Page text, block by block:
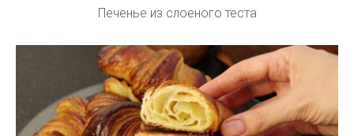
Печенье из слоеного теста